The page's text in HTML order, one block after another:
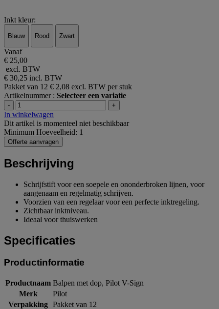
Inkt kleur:
Blauw Rood Zwart
Vanaf
€ 25,00
excl. BTW
€ 30,25 incl. BTW
Pakket van 12 € 2,08 excl. BTW per stuk
Artikelnummer : Selecteer een variatie
- +
In winkelwagen
Dit artikel is momenteel niet beschikbaar
Minimum Hoeveelheid: 1
Offerte aanvragen
Beschrijving
Schrijfstift voor een soepele en ononderbroken lijnen, voor
aangenaam en regelmatig schrijven.
Voorzien van een regelaar voor een perfecte inktregeling.
Zichtbaar inktniveau.
Ideaal voor thuiswerken
Specificaties
Productinformatie
Productnaam Balpen met dop, Pilot V-Sign
Merk
Pilot
Verpakking Pakket van 12